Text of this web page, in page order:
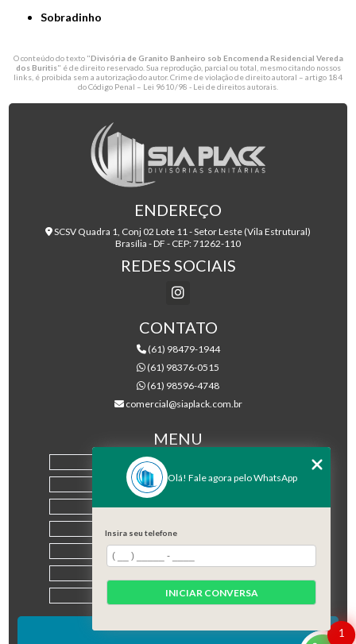
Sobradinho
O conteúdo do texto "Divisória de Granito Banheiro sob Encomenda Residencial Vereda
dos Buritis" é de direito reservado. Sua reprodução, parcial ou total, mesmo citando nossos
links, é proibida sem a autorização do autor. Crime de violação de direito autoral – artigo 184
do Código Penal – Lei 9610/98 - Lei de direitos autorais
ENDEREÇO
SCSV Quadra 1, Conj 02 Lote 11 - Setor Leste (Vila Estrutural)
Brasília - DF - CEP: 71262-110
REDES SOCIAIS
CONTATO
(61) 98479-1944
(61) 98376-0515
(61) 98596-4748
comercial@siaplack.com.br
MENU
EMPRESA
PRODUTOS
MAPA DO SITE
1
Olá! Fale agora pelo WhatsApp
Insira seu telefone
INICIAR CONVERSA